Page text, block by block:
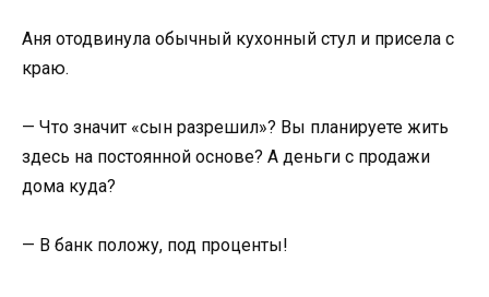
Аня отодвинула обычный кухонный стул и присела с
краю.
— Что значит «сын разрешил»? Вы планируете жить
здесь на постоянной основе? А деньги с продажи
дома куда?
— В банк положу, под проценты!